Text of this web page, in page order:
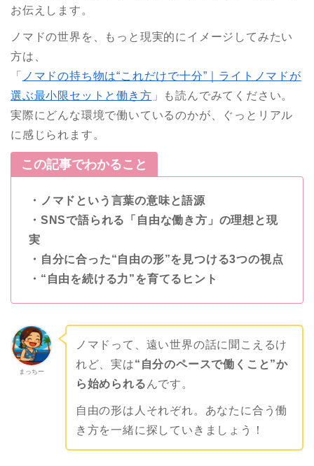
お伝えします。
ノマドの世界を、もっと現実的にイメージしてみたい
方は、
「
ノマドの持ち物は“これだけで十分”｜ライトノマドが
選ぶ最小限セットと働き方 」も読んでみてください。
実際にどんな環境で働いているのかが、ぐっとリアル
に感じられます。
この記事でわかること
・ノマドという言葉の意味と語源
・SNSで語られる「自由な働き方」の理想と現
実
・自分に合った“自由の形”を見つける3つの視点
・“自由を続ける力”を育てるヒント
まっちー
ノマドって、遠い世界の話に聞こえるけ
れど、実は“自分のペースで働くこと”か
ら始められる んです。
自由の形は人それぞれ。あなたに合う働
き方を一緒に探していきましょう！